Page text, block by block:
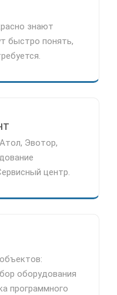
знают
быстро понять,
Эвотор,
центр.
оборудования
программного